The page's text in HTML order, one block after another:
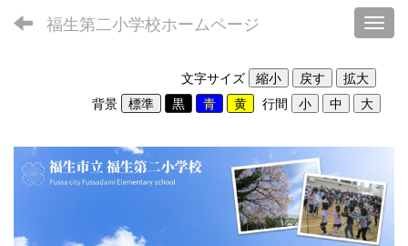
福生第二小学校ホームページ
文字サイズ
背景
行間